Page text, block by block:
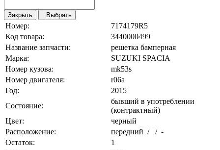
Закрыть Выбрать
Номер:
7174179R5
Код товара:
3440000499
Название запчасти:
решетка бамперная
Марка:
SUZUKI SPACIA
Номер кузова:
mk53s
Номер двигателя:
r06a
Год:
2015
Состояние:
бывший в употреблении
(контрактный)
Цвет:
черный
Расположение:
передний / / -
Остаток:
1